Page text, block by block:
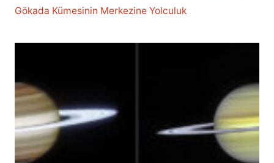
Gökada Kümesinin Merkezine Yolculuk